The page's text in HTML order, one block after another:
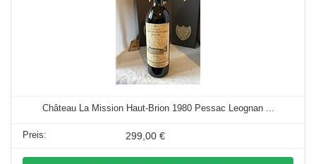
Château La Mission Haut-Brion 1980 Pessac Leognan ...
299,00 €